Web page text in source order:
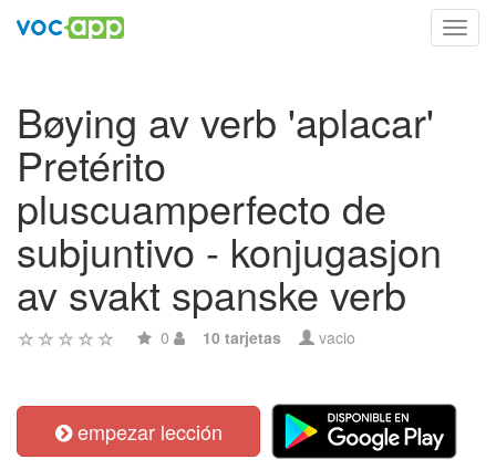
Bøying av verb 'aplacar'
Pretérito
pluscuamperfecto de
subjuntivo - konjugasjon
av svakt spanske verb
0 10 tarjetas vacio
empezar lección